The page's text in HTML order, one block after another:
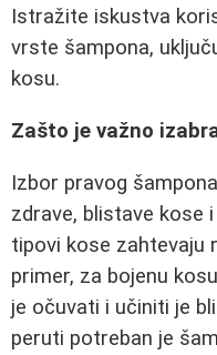
Istražite iskustva
vrste šampona,
kosu.
Zašto je važno
Izbor pravog
zdrave, blistave kose
tipovi kose zahtevaju
primer, za bojenu
je očuvati i učiniti je
peruti potreban je